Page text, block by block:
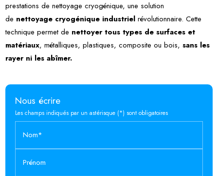
prestations de nettoyage cryogénique, une solution
de nettoyage cryogénique industrielrévolutionnaire. Cette
technique permet de nettoyer tous types de surfaces et
matériaux, métalliques, plastiques, composite ou bois,sans les
rayer ni les abîmer.
Nous écrire
Les champs indiqués par un astérisque (*) sont obligatoires
Nom*
Prénom